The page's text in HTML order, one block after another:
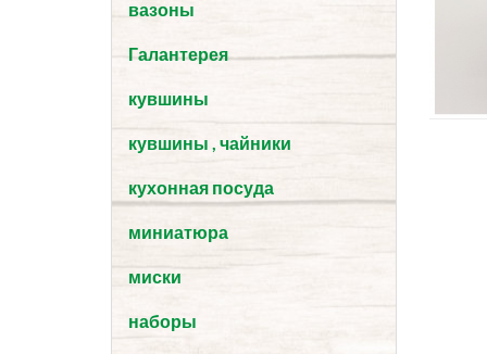
вазоны
Галантерея
кувшины
кувшины , чайники
кухонная посуда
миниатюра
миски
наборы